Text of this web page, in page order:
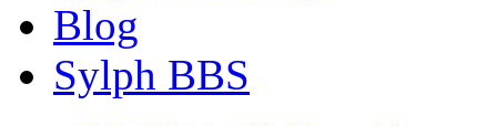
Blog
Sylph BBS